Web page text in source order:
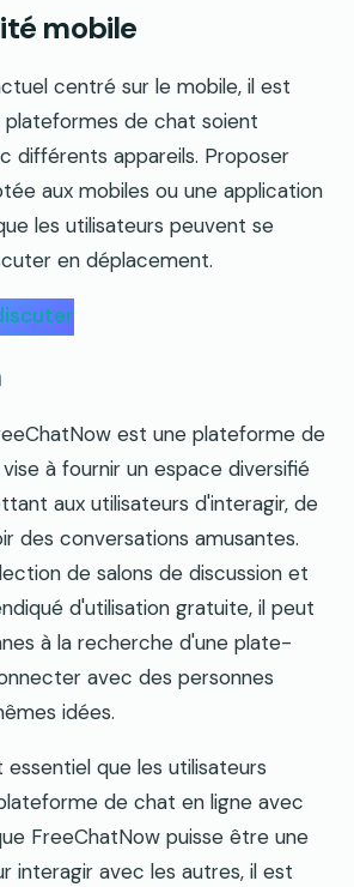
mobile
centré sur le mobile, il est
plateformes de chat soient
différents appareils. Proposer
aux mobiles ou une application
les utilisateurs peuvent se
en déplacement.
est une plateforme de
à fournir un espace diversifié
aux utilisateurs d'interagir, de
des conversations amusantes.
de salons de discussion et
d'utilisation gratuite, il peut
à la recherche d'une plate-
avec des personnes
idées.
que les utilisateurs
de chat en ligne avec
FreeChatNow puisse être une
interagir avec les autres, il est